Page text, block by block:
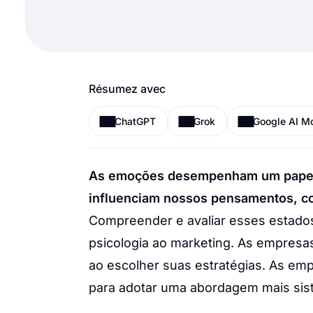
Résumez avec
ChatGPT Grok Google AI
As emoções desempenham um
influenciam nossos pensamentos,
Compreender e avaliar esses
psicologia ao marketing. As
ao escolher suas estratégias. As
para adotar uma abordagem mais